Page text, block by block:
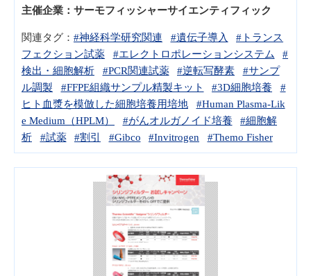
主催企業： サーモフィッシャーサイエンティフィック
関連タグ： #神経科学研究関連 #遺伝子導入
#トランス
フェクション試薬
#エレクトロポレーションシステム
#
検出・細胞解析
#PCR関連試薬 #逆転写酵素
#サンプ
ル調製
#FFPE組織サンプル精製キット #3D細胞培養
#
ヒト血漿を模倣した細胞培養用培地
#Human Plasma-Lik
e Medium（HPLM）
#がんオルガノイド培養
#細胞解
析
#試薬 #割引 #Gibco #Invitrogen #Themo Fisher